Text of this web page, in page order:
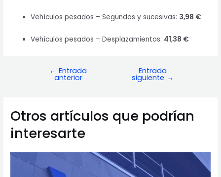
Vehículos pesados – Segundas y sucesivas: 3,98 €
Vehículos pesados – Desplazamientos: 41,38 €
Navegación
← Entrada
anterior
Entrada
siguiente →
Otros artículos que podrían
interesarte